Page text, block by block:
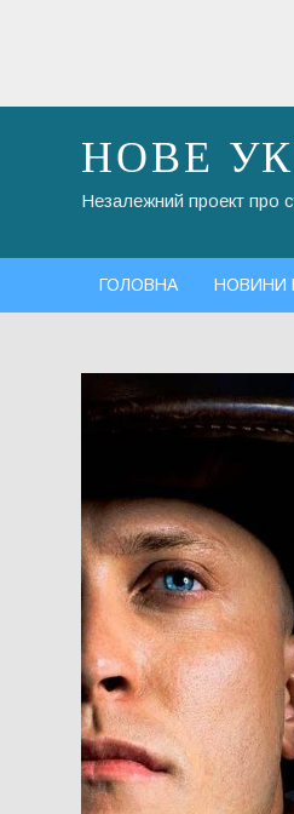
НОВЕ
Незалежний проект про
ГОЛОВНА НОВИНИ